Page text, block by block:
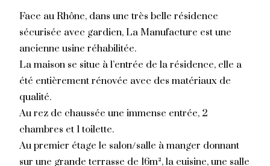
Face au Rhône, dans une très belle résidence
sécurisée avec gardien, La Manufacture est une
ancienne usine réhabilitée.
La maison se situe à l’entrée de la résidence, elle a
été entièrement rénovée avec des matériaux de
qualité.
Au rez de chaussée une immense entrée, 2
chambres et 1 toilette.
Au premier étage le salon/salle à manger donnant
sur une grande terrasse de 16m², la cuisine, une salle